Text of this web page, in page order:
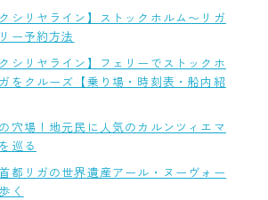
クシリヤライン】ストックホルム〜リガ
ー予約方法
クシリヤライン】フェリーでストックホ
をクルーズ【乗り場・時刻表・船内紹
穴場！地元民に人気のカルンツィエマ
巡る
都リガの世界遺産アール・ヌーヴォー
く